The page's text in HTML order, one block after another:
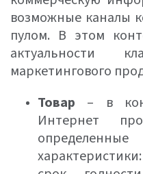
возможные каналы
пулом. В этом
актуальности
маркетингового
Товар – в
Интернет